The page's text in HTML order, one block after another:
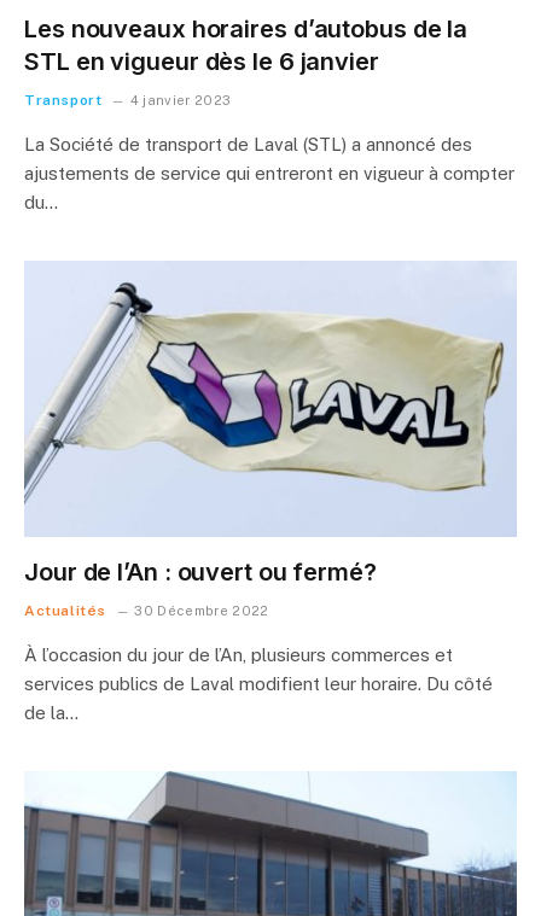
Les nouveaux horaires d’autobus de la
STL en vigueur dès le 6 janvier
Transport 4 janvier 2023
La Société de transport de Laval (STL) a annoncé des
ajustements de service qui entreront en vigueur à compter
du…
Jour de l’An : ouvert ou fermé?
Actualités 30 Décembre 2022
À l’occasion du jour de l’An, plusieurs commerces et
services publics de Laval modifient leur horaire. Du côté
de la…